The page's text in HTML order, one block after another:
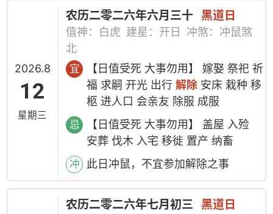
2026.8
12
星期三
农历二零二六年六月三十 黑道日
值神：白虎 建星：开日
冲煞：冲鼠煞
北
宜
【日值受死 大事勿用】 嫁娶 祭祀 祈
福 求嗣 开光 出行解除 安床 栽种 移
柩 进人口 会亲友 除服 成服
忌
【日值受死 大事勿用】 盖屋 入殓
安葬 伐木 入宅 移徙 置产 纳畜
冲 此日冲鼠，不宜参加解除之事
农历二零二六年七月初三 黑道日